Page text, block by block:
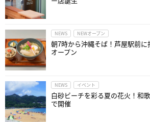
NEWS NEWオープン
朝7時から沖縄そば！芦屋駅前
オープン
NEWS イベント
白砂ビーチを彩る夏の花火！和
で開催